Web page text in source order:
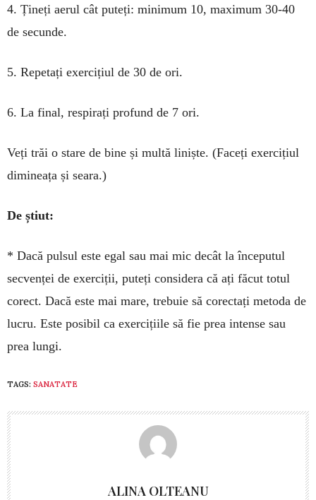
4. Țineți aerul cât puteți: minimum 10, maxi­mum 30-40
de secunde.
5. Repetați exercițiul de 30 de ori.
6. La final, respirați profund de 7 ori.
Veți trăi o stare de bine și multă liniște. (Faceți exercițiul
dimineața și seara.)
De știut:
* Dacă pulsul este egal sau mai mic decât la începutul
secvenței de exerciții, puteți considera că ați făcut totul
corect. Dacă este mai mare, tre­buie să corectați metoda de
lucru. Este posibil ca exercițiile să fie prea intense sau
prea lungi.
TAGS: SANATATE
ALINA OLTEANU